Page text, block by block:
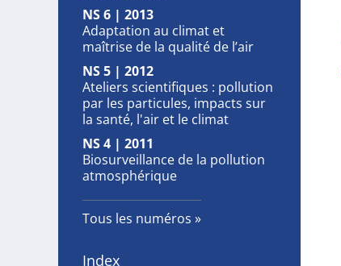
NS 6 | 2013
Adaptation au climat et
maîtrise de la qualité de l’air
NS 5 | 2012
Ateliers scientifiques : pollution
par les particules, impacts sur
la santé, l'air et le climat
NS 4 | 2011
Biosurveillance de la pollution
atmosphérique
Tous les numéros
Index